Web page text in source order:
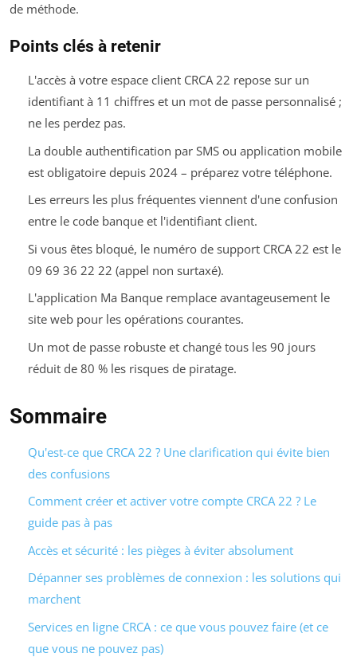
de méthode.
Points clés à retenir
L'accès à votre espace client CRCA 22 repose sur un
identifiant à 11 chiffres et un mot de passe personnalisé ;
ne les perdez pas.
La double authentification par SMS ou application mobile
est obligatoire depuis 2024 – préparez votre téléphone.
Les erreurs les plus fréquentes viennent d'une confusion
entre le code banque et l'identifiant client.
Si vous êtes bloqué, le numéro de support CRCA 22 est le
09 69 36 22 22 (appel non surtaxé).
L'application Ma Banque remplace avantageusement le
site web pour les opérations courantes.
Un mot de passe robuste et changé tous les 90 jours
réduit de 80 % les risques de piratage.
Sommaire
Qu'est-ce que CRCA 22 ? Une clarification qui évite bien
des confusions
Comment créer et activer votre compte CRCA 22 ? Le
guide pas à pas
Accès et sécurité : les pièges à éviter absolument
Dépanner ses problèmes de connexion : les solutions qui
marchent
Services en ligne CRCA : ce que vous pouvez faire (et ce
que vous ne pouvez pas)